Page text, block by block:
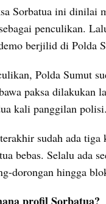
Sorbatua ini dinilai
penculikan.
berjilid di Polda
Polda Sumut
paksa dilakukan
kali panggilan polisi.
sudah ada tiga
bebas. Selalu ada
dorongan hingga
profil Sorbatua?